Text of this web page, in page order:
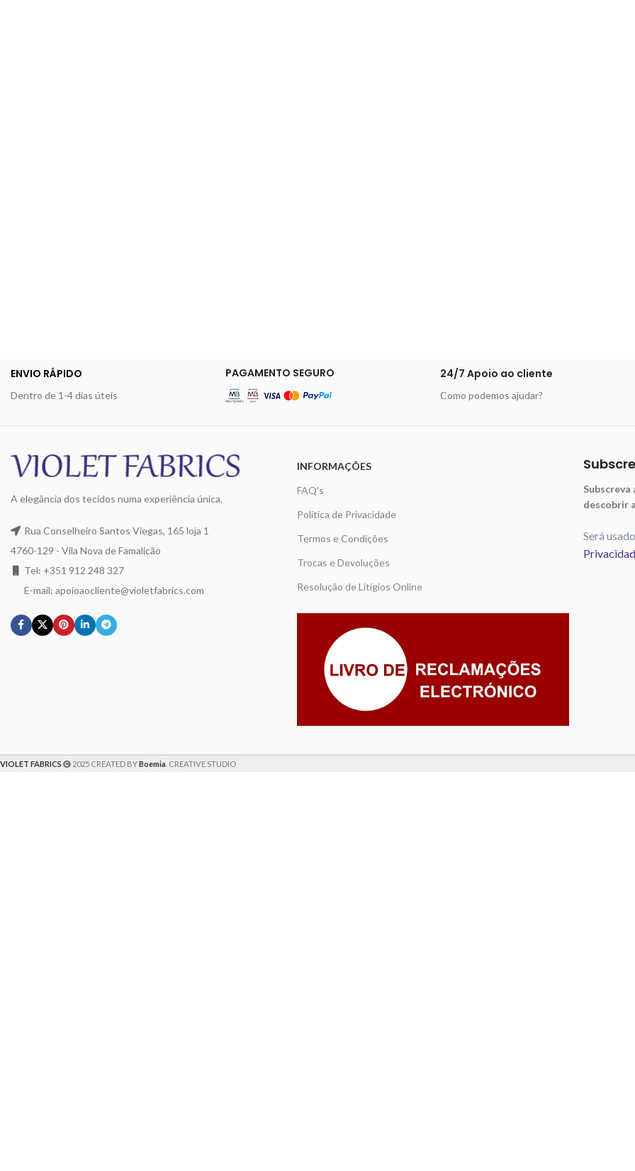
ENVIO RÁPIDO
Dentro de 1-4 dias úteis
PAGAMENTO SEGURO 24/7 Apoio ao cliente
Como podemos ajudar?
A elegância dos tecidos numa experiência única.
Rua Conselheiro Santos Viegas, 165 loja 1
4760-129 - Vila Nova de Famalicão
Tel: +351 912 248 327
E-mail: apoioaocliente@violetfabrics.com
INFORMAÇÕES
FAQ's
Politica de Privacidade
Termos e Condições
Trocas e Devoluções
Resolução de Litígios Online
descobrir
Será
VIOLET FABRICS 2025 CREATED BYBoemia . CREATIVE STUDIO